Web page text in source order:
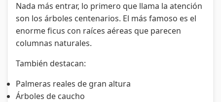
Nada más entrar, lo primero que llama la atención
son los árboles centenarios. El más famoso es el
enorme ficus con raíces aéreas que parecen
columnas naturales.
También destacan:
Palmeras reales de gran altura
Árboles de caucho